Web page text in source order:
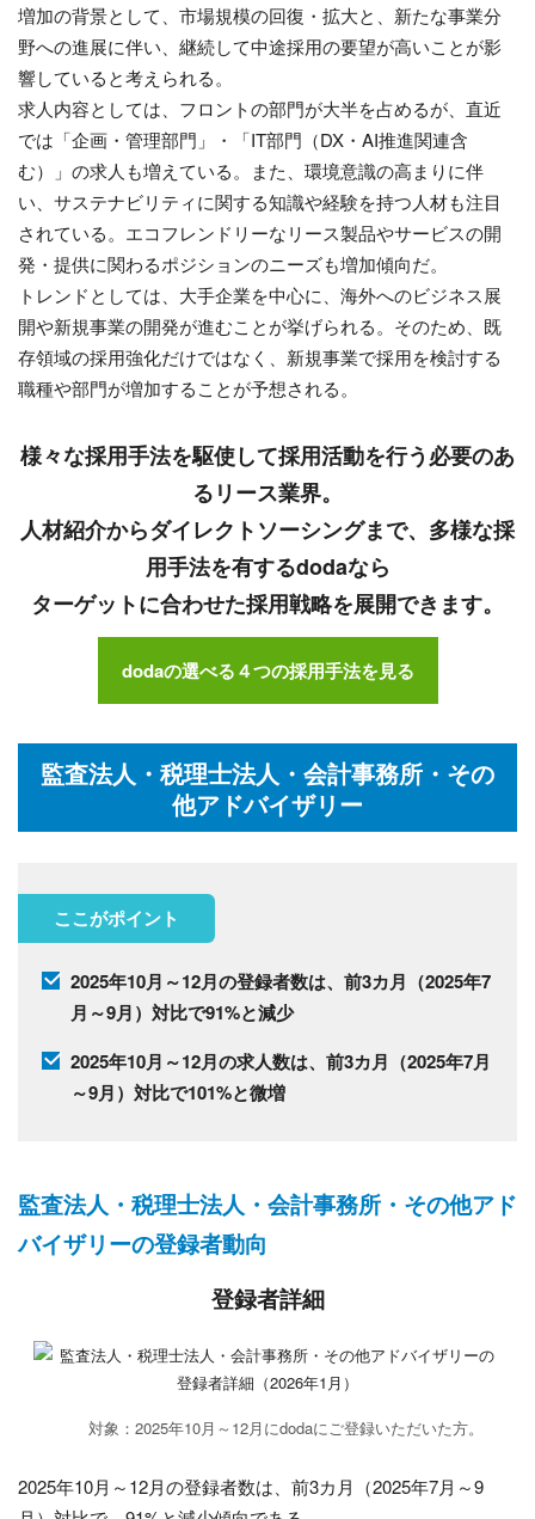
増加の背景として、市場規模の回復・拡大と、新たな事業分
野への進展に伴い、継続して中途採用の要望が高いことが影
響していると考えられる。
求人内容としては、フロントの部門が大半を占めるが、直近
では「企画・管理部門」・「IT部門（DX・AI推進関連含
む）」の求人も増えている。また、環境意識の高まりに伴
い、サステナビリティに関する知識や経験を持つ人材も注目
されている。エコフレンドリーなリース製品やサービスの開
発・提供に関わるポジションのニーズも増加傾向だ。
トレンドとしては、大手企業を中心に、海外へのビジネス展
開や新規事業の開発が進むことが挙げられる。そのため、既
存領域の採用強化だけではなく、新規事業で採用を検討する
職種や部門が増加することが予想される。
様々な採用手法を駆使して採用活動を行う必要のあ
るリース業界。
人材紹介からダイレクトソーシングまで、多様な採
用手法を有するdodaなら
ターゲットに合わせた採用戦略を展開できます。
dodaの選べる４つの採用手法を見る
監査法人・税理士法人・会計事務所・その
他アドバイザリー
ここがポイント
2025年10月～12月の登録者数は、前3カ月（2025年7
月～9月）対比で91%と減少
2025年10月～12月の求人数は、前3カ月（2025年7月
～9月）対比で101%と微増
監査法人・税理士法人・会計事務所・その他アド
バイザリーの登録者動向
登録者詳細
対象：2025年10月～12月にdodaにご登録いただいた方。
2025年10月～12月の登録者数は、前3カ月（2025年7月～9